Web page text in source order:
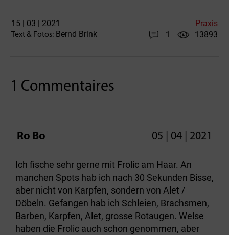
15 | 03 | 2021 Praxis
Text & Fotos: Bernd Brink 1 13893
1 Commentaires
Ro Bo 05 | 04 | 2021
Ich fische sehr gerne mit Frolic am Haar. An
manchen Spots hab ich nach 30 Sekunden Bisse,
aber nicht von Karpfen, sondern von Alet /
Döbeln. Gefangen hab ich Schleien, Brachsmen,
Barben, Karpfen, Alet, grosse Rotaugen. Welse
haben die Frolic auch schon genommen, aber